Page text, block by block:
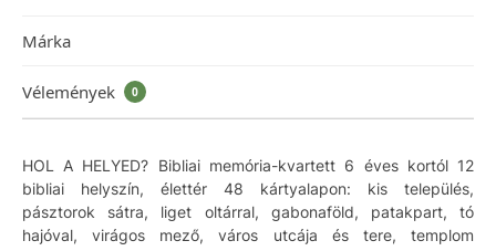
Márka
Vélemények 0
HOL A HELYED? Bibliai memória-kvartett 6 éves kortól 12
bibliai helyszín, élettér 48 kártyalapon: kis település,
pásztorok sátra, liget oltárral, gabonaföld, patakpart, tó
hajóval, virágos mező, város utcája és tere, templom